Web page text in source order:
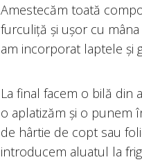
Amestecăm toată
furculiță și ușor cu
am incorporat laptele și
La final facem o bilă din
o aplatizăm și o punem
de hârtie de copt sau
introducem aluatul la